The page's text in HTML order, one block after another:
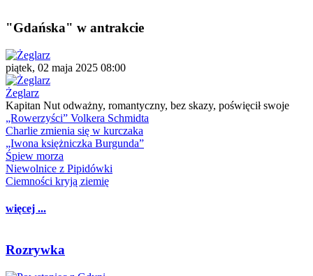
"Gdańska" w antrakcie
piątek, 02 maja 2025 08:00
Żeglarz
Kapitan Nut odważny, romantyczny, bez skazy, poświęcił swoje
„Rowerzyści” Volkera Schmidta
Charlie zmienia się w kurczaka
„Iwona księżniczka Burgunda”
Śpiew morza
Niewolnice z Pipidówki
Ciemności kryją ziemię
więcej ...
Rozrywka